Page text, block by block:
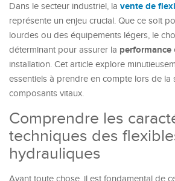
Dans le secteur industriel, la vente de
représente un enjeu crucial. Que ce soit
lourdes ou des équipements légers, le
déterminant pour assurer la performance
installation. Cet article explore
essentiels à prendre en compte lors de la
composants vitaux.
Comprendre les
techniques des
hydrauliques
Avant toute chose, il est fondamental de